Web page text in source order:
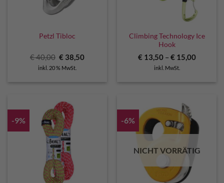
Petzl Tibloc
€40,00 Ursprünglicher
Preis
war:
€ 38,50Aktueller
inkl. 20 % MwSt.
Climbing Technology Ice
Hook
€13,50– €15,00
inkl. MwSt.
-9% -6%
NICHT VORRÄTIG